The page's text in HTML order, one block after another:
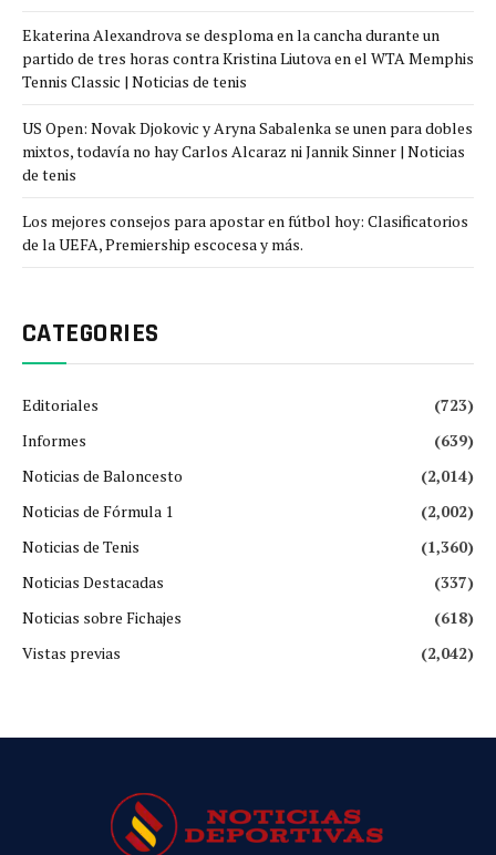
Ekaterina Alexandrova se desploma en la cancha durante un
partido de tres horas contra Kristina Liutova en el WTA Memphis
Tennis Classic | Noticias de tenis
US Open: Novak Djokovic y Aryna Sabalenka se unen para dobles
mixtos, todavía no hay Carlos Alcaraz ni Jannik Sinner | Noticias
de tenis
Los mejores consejos para apostar en fútbol hoy: Clasificatorios
de la UEFA, Premiership escocesa y más.
CATEGORIES
Editoriales
(723)
Informes
(639)
Noticias de Baloncesto
(2,014)
Noticias de Fórmula 1
(2,002)
Noticias de Tenis
(1,360)
Noticias Destacadas
(337)
Noticias sobre Fichajes
(618)
Vistas previas
(2,042)